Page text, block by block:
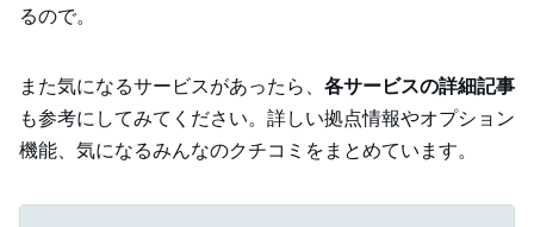
るので。
また気になるサービスがあったら、 各サービスの詳細記事
も参考にしてみてください。詳しい拠点情報やオプション
機能、気になるみんなのクチコミをまとめています。